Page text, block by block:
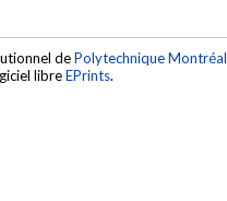
dePolytechnique Montréal
libreEPrints.